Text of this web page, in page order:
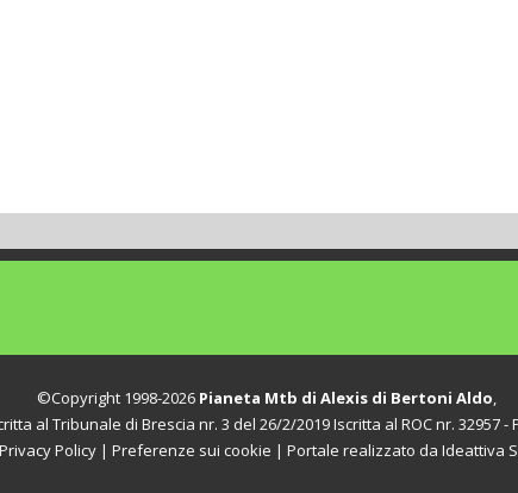
©Copyright 1998-2026 Pianeta Mtb di Alexis di Bertoni Aldo,
al Tribunale di Brescia nr. 3 del 26/2/2019 Iscritta al ROC nr. 32957
Privacy Policy | Preferenze sui cookie | Portale realizzato da Ideattiva